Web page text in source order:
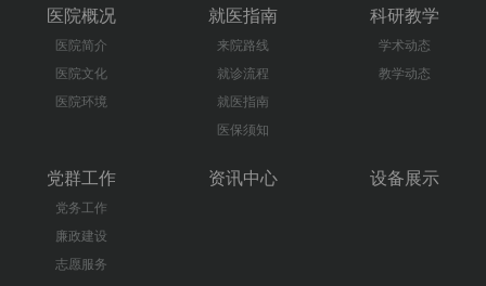
医院概况
医院简介
医院文化
医院环境
就医指南
来院路线
就诊流程
就医指南
医保须知
科研教学
学术动态
教学动态
党群工作
党务工作
廉政建设
志愿服务
资讯中心 设备展示